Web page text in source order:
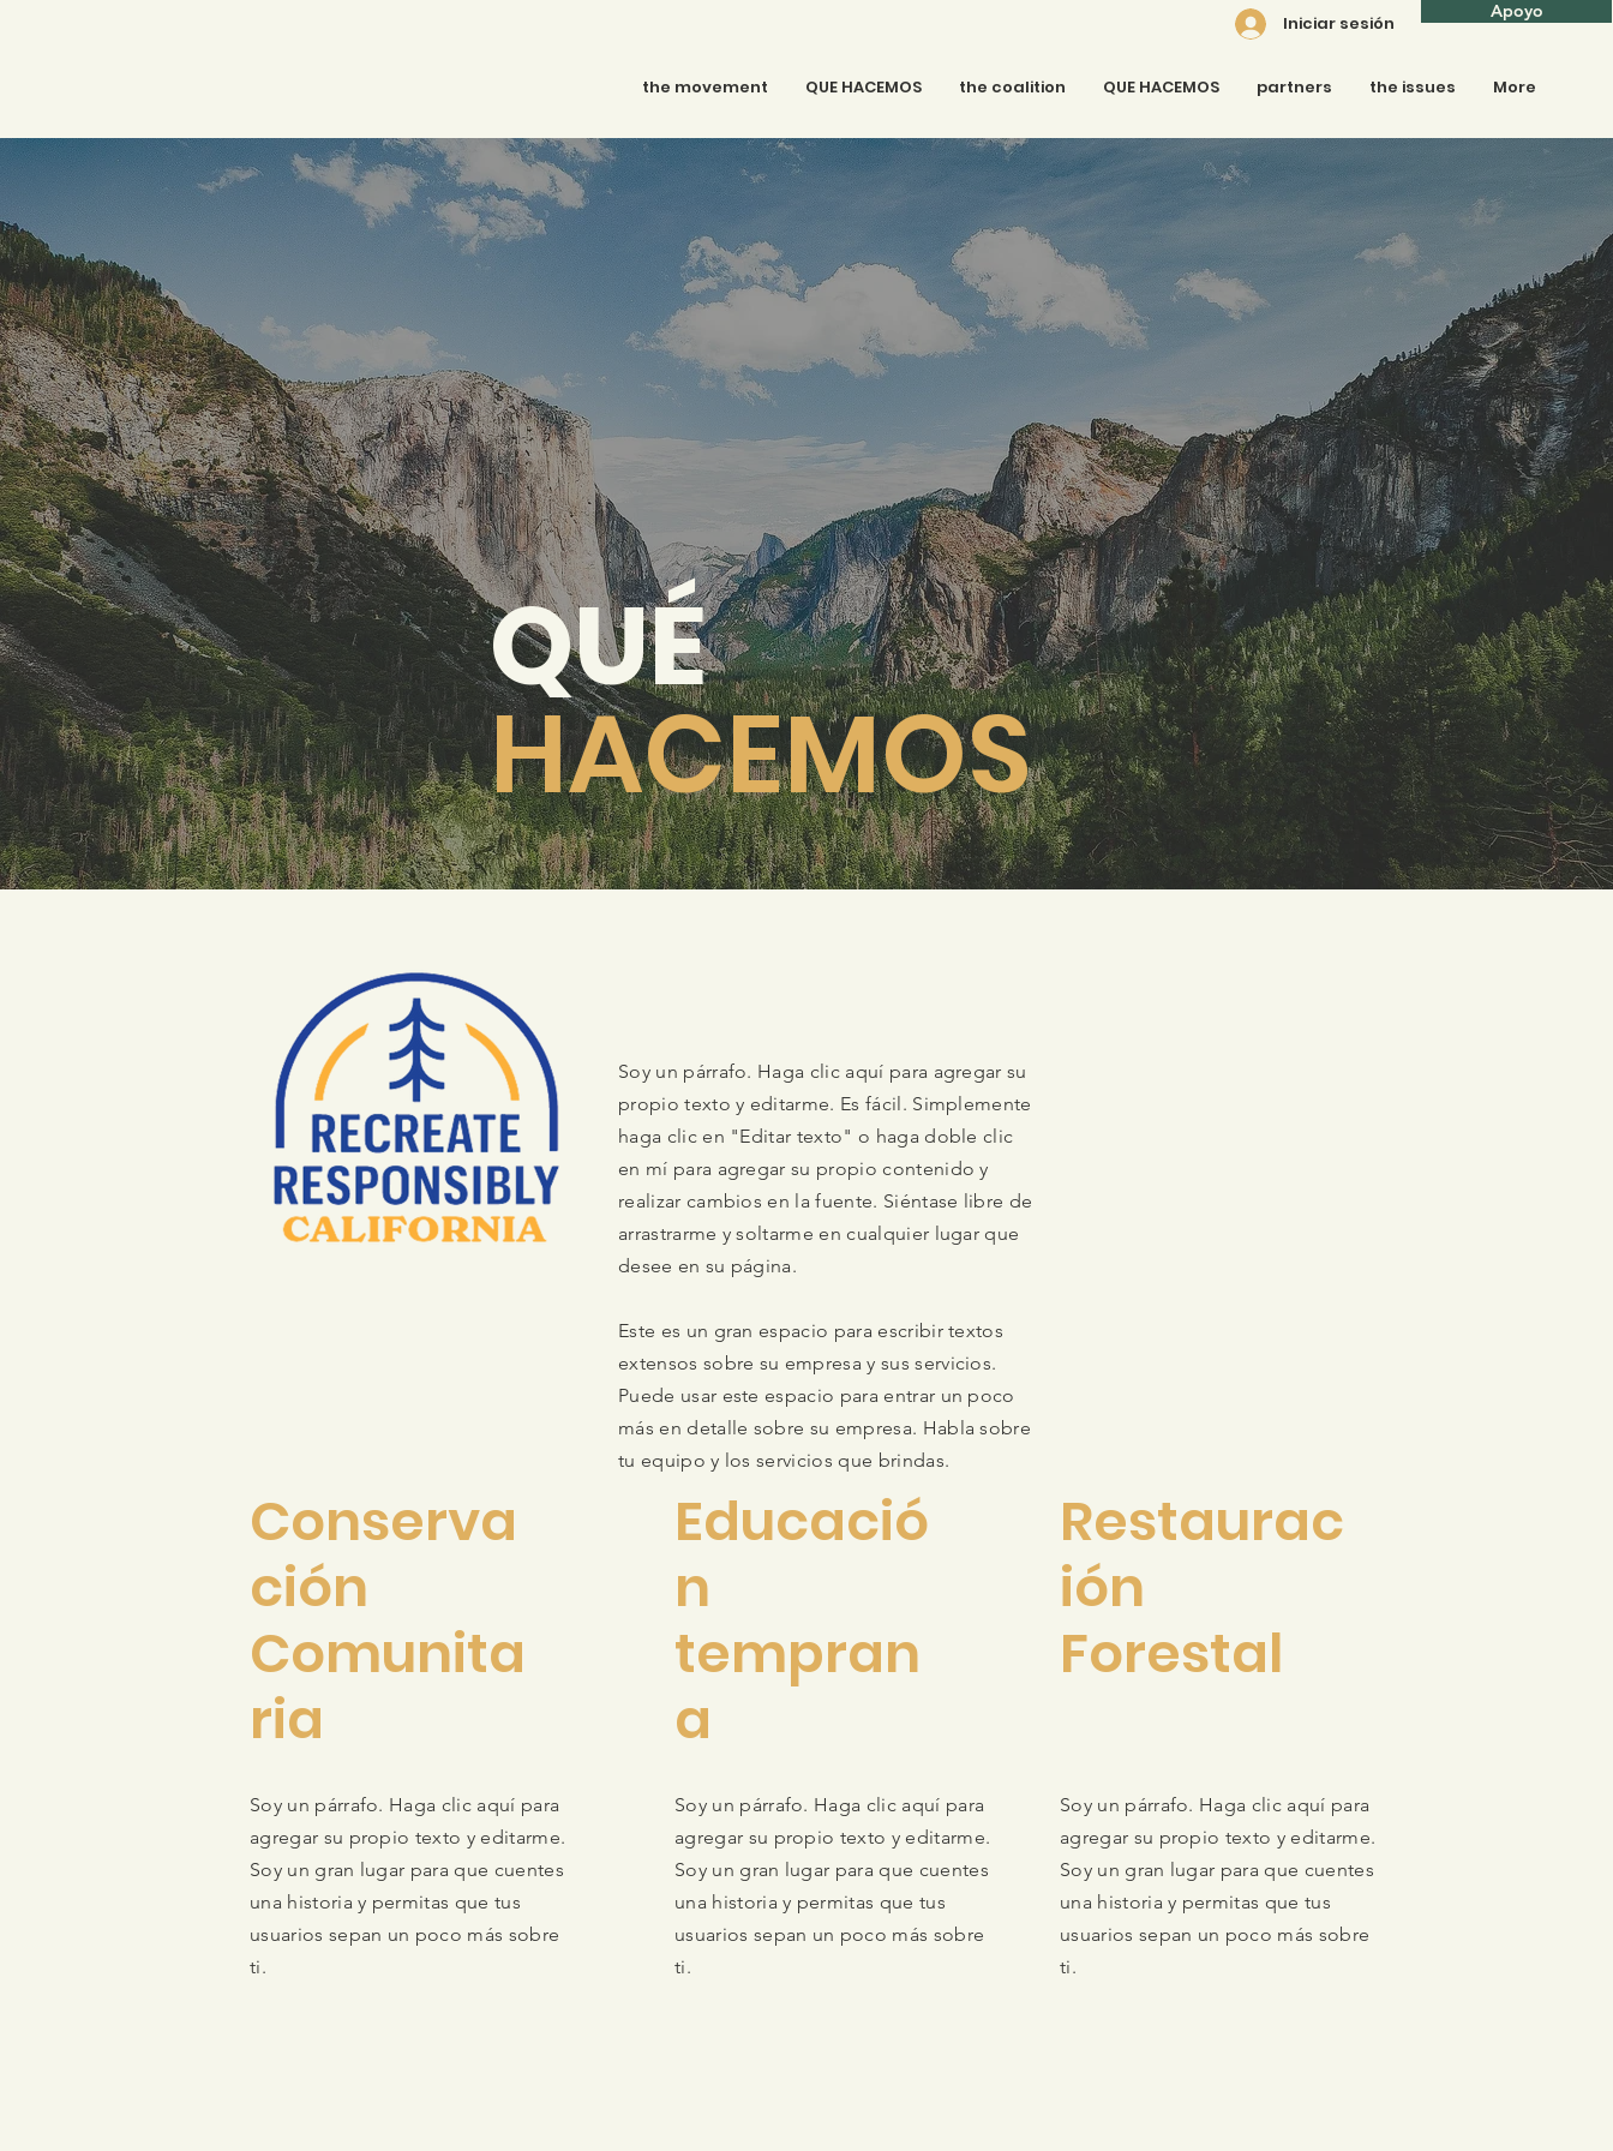
Iniciar sesión
Apoyo
the movement QUE HACEMOS the coalition QUE HACEMOS partners the issues More
QUÉ
HACEMOS
Soy un párrafo. Haga clic aquí para agregar su
propio texto y editarme. Es fácil. Simplemente
haga clic en "Editar texto" o haga doble clic
en mí para agregar su propio contenido y
realizar cambios en la fuente. Siéntase libre de
arrastrarme y soltarme en cualquier lugar que
desee en su página.
Este es un gran espacio para escribir textos
extensos sobre su empresa y sus servicios.
Puede usar este espacio para entrar un poco
más en detalle sobre su empresa. Habla sobre
tu equipo y los servicios que brindas.
Conserva
ción
Comunita
ria
Soy un párrafo. Haga clic aquí para
agregar su propio texto y editarme.
Soy un gran lugar para que cuentes
una historia y permitas que tus
usuarios sepan un poco más sobre
ti.
Educació
n
tempran
a
Soy un párrafo. Haga clic aquí para
agregar su propio texto y editarme.
Soy un gran lugar para que cuentes
una historia y permitas que tus
usuarios sepan un poco más sobre
ti.
Restaurac
ión
Forestal
Soy un párrafo. Haga clic aquí para
agregar su propio texto y editarme.
Soy un gran lugar para que cuentes
una historia y permitas que tus
usuarios sepan un poco más sobre
ti.